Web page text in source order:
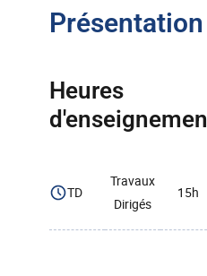
Présentation
Heures
TD
Travaux
Dirigés
15h